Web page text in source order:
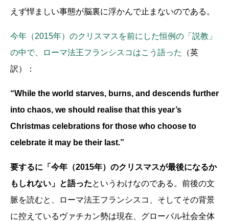
えず悍ましい事態が脳裏に浮かんで止まないのである。
今年（2015年）のクリスマスを前にした恒例の「説教」
の中で、ローマ法王フランシスコはこう語った
（英
訳）：
“While the world starves, burns, and descends further
into chaos, we should realise that this year’s
Christmas celebrations for those who choose to
celebrate it may be their last.”
要するに「今年（2015年）のクリスマスが最後になるか
もしれない」と語ったというわけなのである。前後の文
脈を読むと、ローマ法王フランシスコ、そしてその背景
に控えているヴァチカン勢は現在、グローバル社会全体